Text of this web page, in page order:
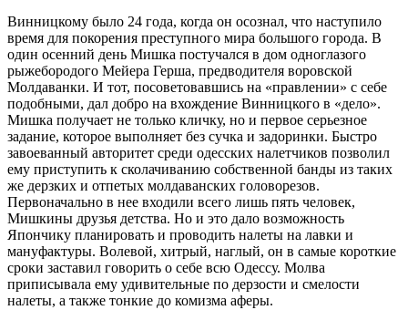
Винницкому было 24 года, когда он осознал, что наступило
время для покорения преступного мира большого города. В
один осенний день Мишка постучался в дом одноглазого
рыжебородого Мейера Герша, предводителя воровской
Молдаванки. И тот, посоветовавшись на «правлении» с себе
подобными, дал добро на вхождение Винницкого в «дело».
Мишка получает не только кличку, но и первое серьезное
задание, которое выполняет без сучка и задоринки. Быстро
завоеванный авторитет среди одесских налетчиков позволил
ему приступить к сколачиванию собственной банды из таких
же дерзких и отпетых молдаванских головорезов.
Первоначально в нее входили всего лишь пять человек,
Мишкины друзья детства. Но и это дало возможность
Япончику планировать и проводить налеты на лавки и
мануфактуры. Волевой, хитрый, наглый, он в самые короткие
сроки заставил говорить о себе всю Одессу. Молва
приписывала ему удивительные по дерзости и смелости
налеты, а также тонкие до комизма аферы.